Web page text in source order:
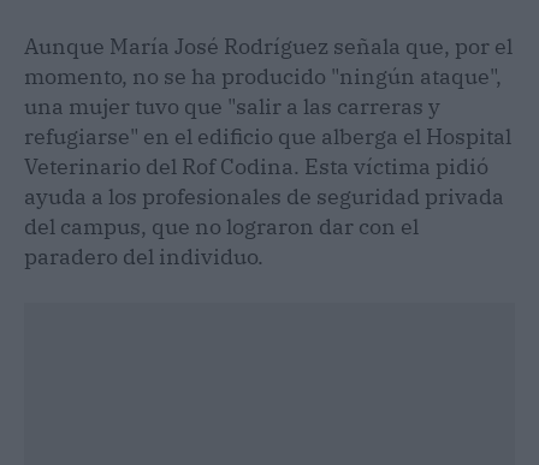
Aunque María José Rodríguez señala que, por el
momento, no se ha producido "ningún ataque",
una mujer tuvo que "salir a las carreras y
refugiarse" en el edificio que alberga el Hospital
Veterinario del Rof Codina. Esta víctima pidió
ayuda a los profesionales de seguridad privada
del campus, que no lograron dar con el
paradero del individuo.